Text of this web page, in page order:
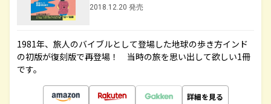
2018.12.20 発売
1981年、旅人のバイブルとして登場した地球の歩き方インド
の初版が復刻版で再登場！ 当時の旅を思い出して欲しい1冊
です。
詳細を見る